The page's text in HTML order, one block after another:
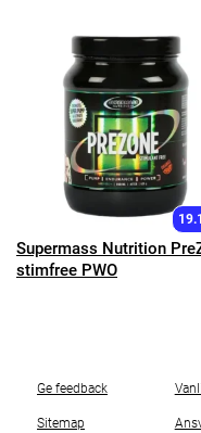
Supermass Nutrition
stimfree PWO
Ge feedback
Sitemap